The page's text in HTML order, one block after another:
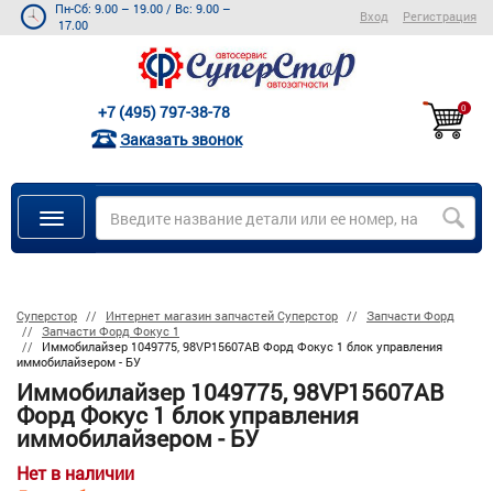
Пн-Сб: 9.00 – 19.00 / Вс: 9.00 –
17.00
Вход Регистрация
+7 (495) 797-38-78
Заказать звонок
0
Суперстор Интернет магазин запчастей Суперстор
Запчасти Форд
Запчасти Форд Фокус 1
Иммобилайзер 1049775, 98VP15607AB Форд Фокус 1 блок управления
иммобилайзером - БУ
Иммобилайзер 1049775, 98VP15607AB
Форд Фокус 1 блок управления
иммобилайзером - БУ
Нет в наличии